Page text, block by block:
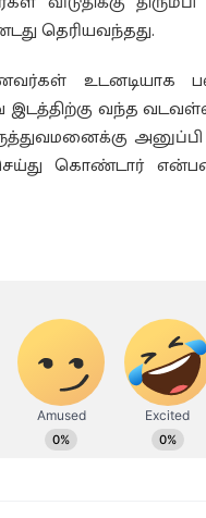
தெரியவந்தது.
உடனடியாக
இடத்திற்கு வந்த
கொண்டார் என்பதை